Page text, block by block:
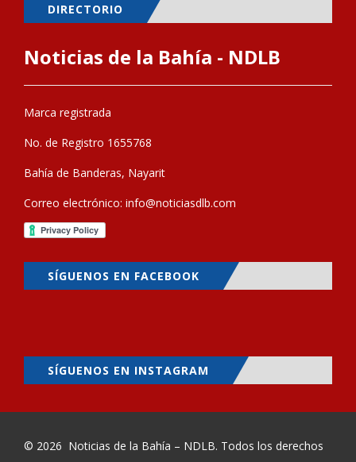
DIRECTORIO
Noticias de la Bahía - NDLB
Marca registrada
No. de Registro 1655768
Bahía de Banderas, Nayarit
Correo electrónico: info@noticiasdlb.com
SÍGUENOS EN FACEBOOK
SÍGUENOS EN INSTAGRAM
© 2026 Noticias de la Bahía – NDLB. Todos los derechos